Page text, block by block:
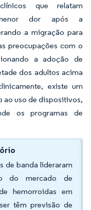
que relatam
dor após a
a migração para
preocupações com o
a adoção de
dos adultos acima
existe um
ao uso de dispositivos,
os programas de
de banda lideraram
do mercado de
hemorroidas em
têm previsão de